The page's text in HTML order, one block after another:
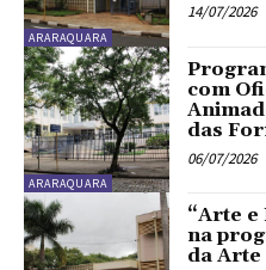
ARARAQUARA
14/07/2026
ARARAQUARA
com
das
06/07/2026
“Arte e
na
da